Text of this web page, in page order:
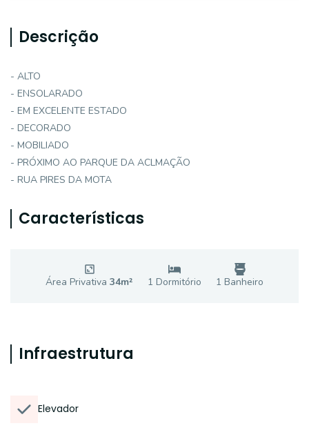
Descrição
- ALTO
- ENSOLARADO
- EM EXCELENTE ESTADO
- DECORADO
- MOBILIADO
- PRÓXIMO AO PARQUE DA ACLMAÇÃO
- RUA PIRES DA MOTA
Características
Área Privativa 34m² 1 Dormitório 1 Banheiro
Infraestrutura
Elevador